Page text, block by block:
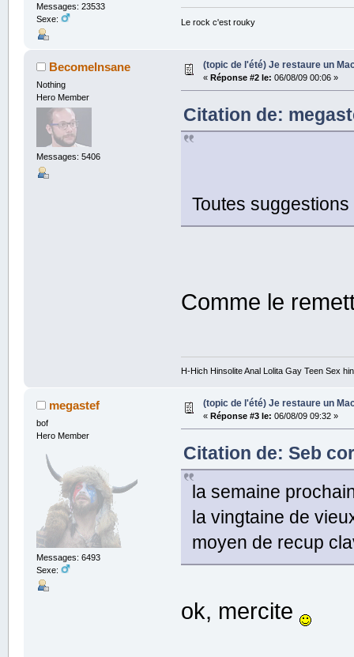
Messages: 23533
Sexe:
Le rock c'est rouky
BecomeInsane
Nothing
Hero Member
Messages: 5406
(topic de l'été) Je restaure un
« Réponse #2 le: 06/08/09 00:06 »
Citation de:
Toutes
Comme le
H-Hich Hinsolite Anal Lolita Gay Teen Sex
megastef
bof
Hero Member
Messages: 6493
Sexe:
(topic de l'été) Je restaure un
« Réponse #3 le: 06/08/09 09:32 »
Citation de: Seb
la semaine
la vingtaine de
moyen de recup
ok, mercite